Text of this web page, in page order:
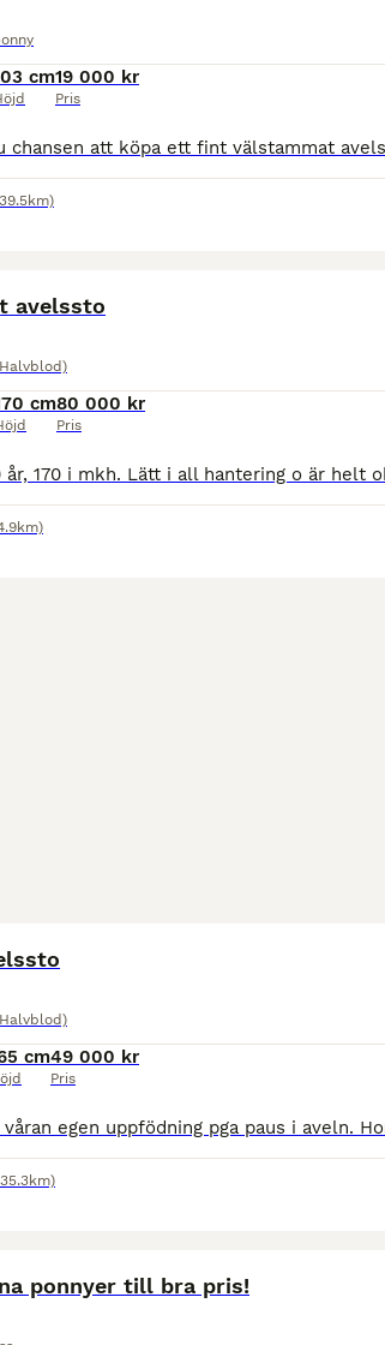
cm19 000 kr
Pris
avelssto
cm80 000 kr
Pris
cm49 000 kr
Pris
ponnyer till bra pris!